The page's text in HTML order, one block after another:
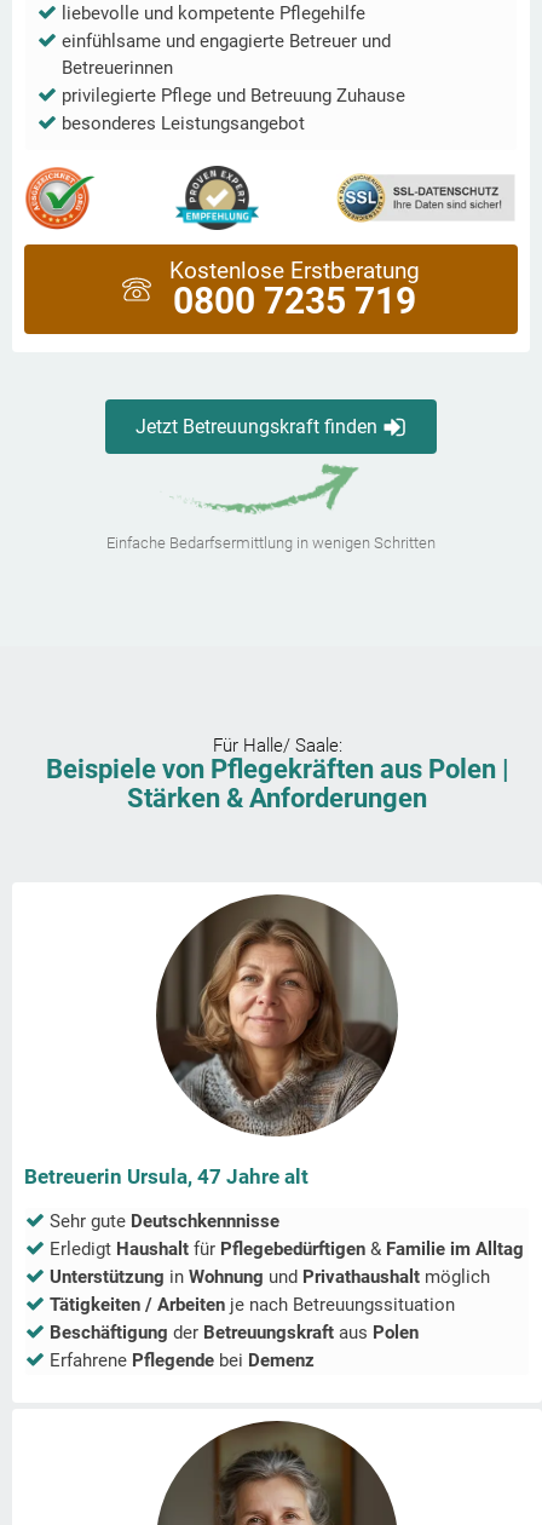
liebevolle und kompetente Pflegehilfe
einfühlsame und engagierte Betreuer und
Betreuerinnen
privilegierte Pflege und Betreuung Zuhause
besonderes Leistungsangebot
Kostenlose Erstberatung
0800 7235 719
Jetzt Betreuungskraft finden
Einfache Bedarfsermittlung in wenigen Schritten
Für Halle/ Saale:
Beispiele von Pflegekräften aus Polen |
Stärken & Anforderungen
Betreuerin Ursula, 47 Jahre alt
Sehr gute Deutschkennnisse
Erledigt Haushalt für Pflegebedürftigen & Familie im Alltag
Unterstützung in Wohnung und Privathaushalt möglich
Tätigkeiten / Arbeiten je nach Betreuungssituation
Beschäftigung der Betreuungskraft aus Polen
Erfahrene Pflegende bei Demenz